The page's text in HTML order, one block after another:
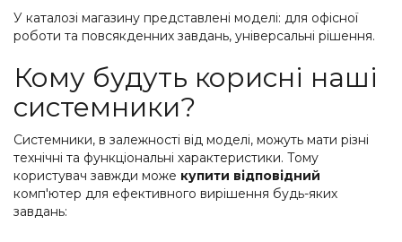
У каталозі магазину представлені моделі: для офісної
роботи та повсякденних завдань, універсальні рішення.
Кому будуть корисні наші
системники?
Системники, в залежності від моделі, можуть мати різні
технічні та функціональні характеристики. Тому
користувач завжди може купити відповідний
комп'ютер для ефективного вирішення будь-яких
завдань: